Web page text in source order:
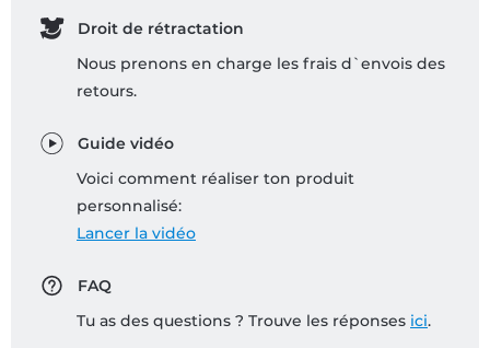
Droit de rétractation
Nous prenons en charge les frais d`envois des
retours.
Guide vidéo
Voici comment réaliser ton produit
personnalisé:
Lancer la vidéo
FAQ
Tu as des questions ? Trouve les réponses ici.